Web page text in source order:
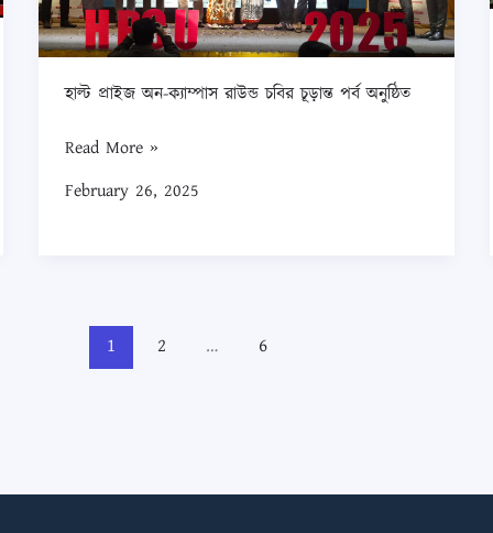
হাল্ট প্রাইজ অন-ক্যাম্পাস রাউন্ড চবির চূড়ান্ত পর্ব অনুষ্ঠিত
পর্ব
অনুষ্ঠিত
Read More »
February 26, 2025
1 2 … 6